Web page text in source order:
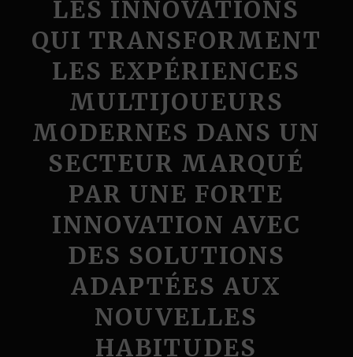
LES INNOVATIONS
QUI TRANSFORMENT
LES EXPÉRIENCES
MULTIJOUEURS
MODERNES DANS UN
SECTEUR MARQUÉ
PAR UNE FORTE
INNOVATION AVEC
DES SOLUTIONS
ADAPTÉES AUX
NOUVELLES
HABITUDES